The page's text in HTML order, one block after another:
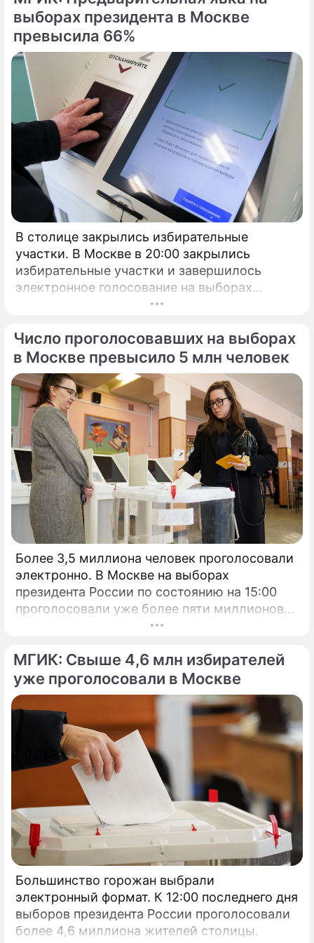
выборах президента в Москве
превысила 66%
В столице закрылись избирательные
участки. В Москве в 20:00 закрылись
избирательные участки и завершилось
электронное голосование на выборах
Число проголосовавших на выборах
в Москве превысило 5 млн человек
Более 3,5 миллиона человек проголосовали
электронно. В Москве на выборах
президента России по состоянию на 15:00
проголосовали уже более пяти миллионов
МГИК: Свыше 4,6 млн избирателей
уже проголосовали в Москве
Большинство горожан выбрали
электронный формат. К 12:00 последнего дня
выборов президента России проголосовали
более 4,6 миллиона жителей столицы.